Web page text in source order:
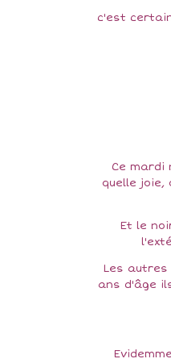
c'est
Ce mardi
quelle
Et le
Les
ans d'âge